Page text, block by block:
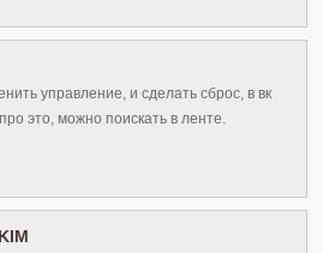
управление, и сделать сброс, в вк
это, можно поискать в ленте.